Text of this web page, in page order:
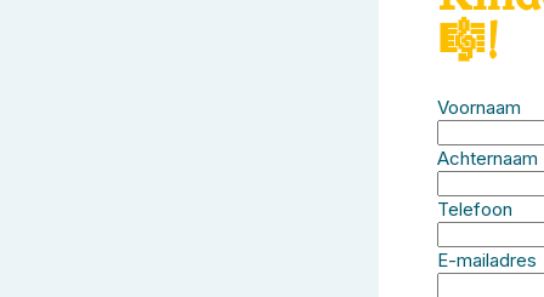
🎼!
Voornaam
Achternaam
Telefoon
E-mailadres